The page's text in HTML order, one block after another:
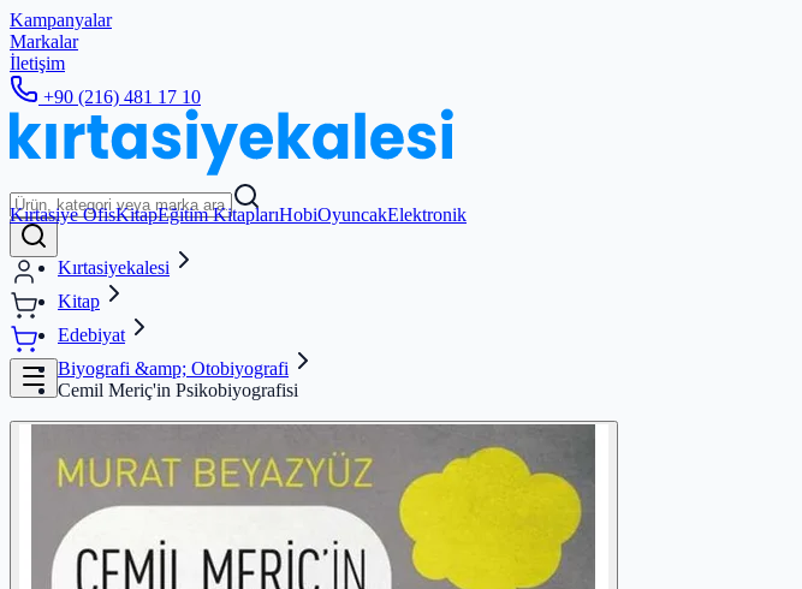
Kampanyalar
Markalar
İletişim
+90 (216) 481 17 10
Kırtasiye OfisKitapEğitim KitaplarıHobiOyuncakElektronik
Kırtasiyekalesi
Kitap
Edebiyat
Biyografi &amp; Otobiyografi
Cemil Meriç'in Psikobiyografisi